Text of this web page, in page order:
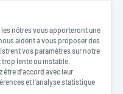
les nôtres vous apporteront une
aident à vous proposer des
vos paramètres sur notre
lente ou instable.
être d'accord avec leur
et l'analyse statistique